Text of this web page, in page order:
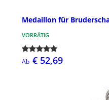
Medaillon für
VORRÄTIG
Ab € 52,69